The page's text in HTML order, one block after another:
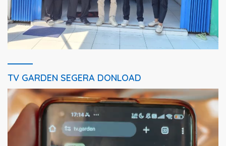
TV GARDEN SEGERA DONLOAD
Pemutar
Video